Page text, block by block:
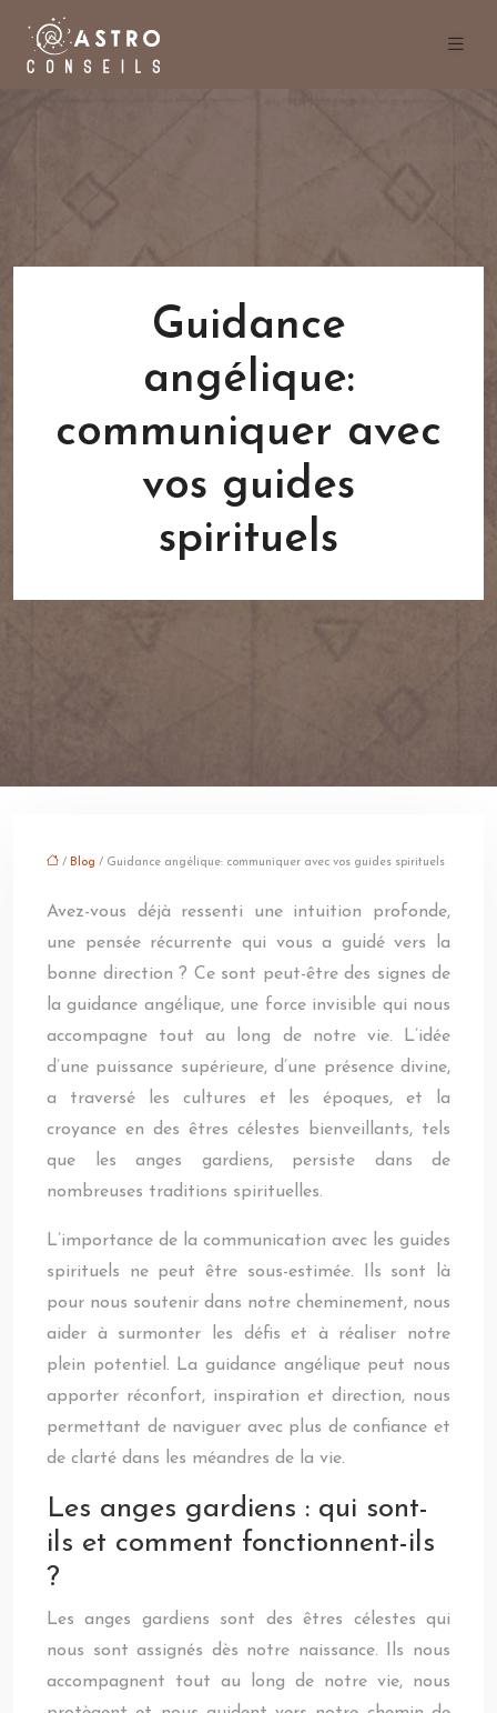
Guidance
angélique:
communiquer avec
vos guides
spirituels
/ Blog / Guidance angélique: communiquer avec vos guides spirituels
Avez-vous déjà ressenti une intuition profonde,
une pensée récurrente qui vous a guidé vers la
bonne direction ? Ce sont peut-être des signes de
la guidance angélique, une force invisible qui nous
accompagne tout au long de notre vie. L’idée
d’une puissance supérieure, d’une présence divine,
a traversé les cultures et les époques, et la
croyance en des êtres célestes bienveillants, tels
que les anges gardiens, persiste dans de
nombreuses traditions spirituelles.
L’importance de la communication avec les guides
spirituels ne peut être sous-estimée. Ils sont là
pour nous soutenir dans notre cheminement, nous
aider à surmonter les défis et à réaliser notre
plein potentiel. La guidance angélique peut nous
apporter réconfort, inspiration et direction, nous
permettant de naviguer avec plus de confiance et
de clarté dans les méandres de la vie.
Les anges gardiens : qui sont-
ils et comment fonctionnent-ils
?
Les anges gardiens sont des êtres célestes qui
nous sont assignés dès notre naissance. Ils nous
accompagnent tout au long de notre vie, nous